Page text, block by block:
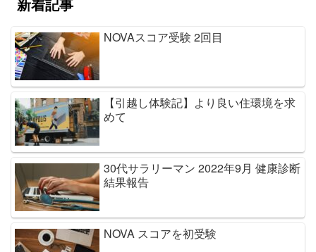
NOVAスコア受験 2回目
【引越し体験記】より良い住環境を求
めて
30代サラリーマン 2022年9月 健康診断
結果報告
NOVA スコアを初受験